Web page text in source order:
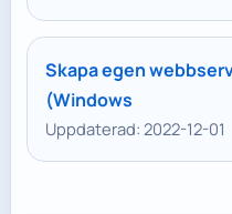
Skapa egen
(Windows
Uppdaterad: 2022-12-01